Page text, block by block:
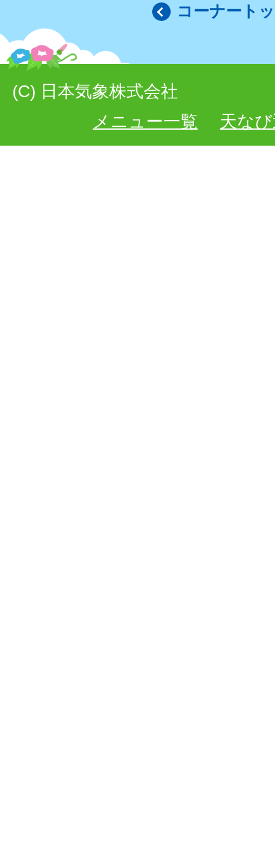
コーナート
(C) 日本気象株式会社
メニュー一覧
天な